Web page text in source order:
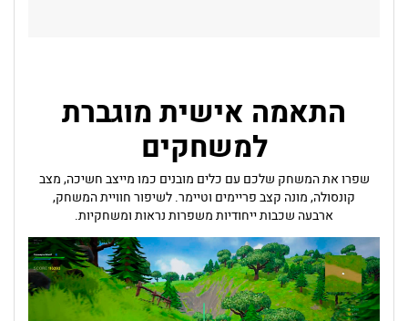
התאמה אישית מוגברת
למשחקים
שפרו את המשחק שלכם עם כלים מובנים כמו מייצב חשיכה, מצב
קונסולה, מונה קצב פריימים וטיימר. לשיפור חוויית המשחק,
ארבעה שכבות ייחודיות משפרות נראות ומשחקיות.